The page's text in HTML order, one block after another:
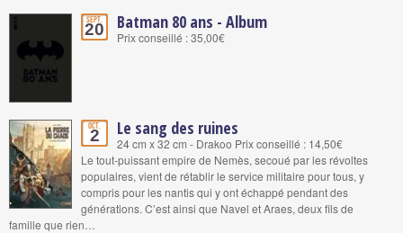
Sept.
20 Batman 80 ans - Album
Prix conseillé : 35,00€
Oct.
2 Le sang des ruines
24 cm x 32 cm - Drakoo Prix conseillé : 14,50€
Le tout-puissant empire de Nemès, secoué par les révoltes
populaires, vient de rétablir le service militaire pour tous, y
compris pour les nantis qui y ont échappé pendant des
générations. C’est ainsi que Navel et Araes, deux fils de
famille que rien…